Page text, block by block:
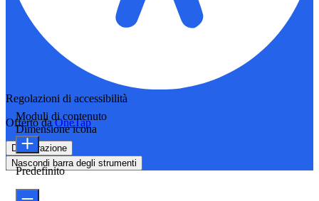
Regolazioni di accessibilità
Offerto daOneTap
Dichiarazione
Nascondi barra degli strumenti
Moduli di contenuto
Dimensione icona
Predefinito